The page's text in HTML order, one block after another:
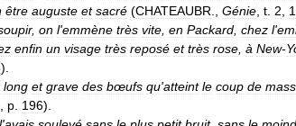
être auguste et sacré (CHATEAUBR Génie t 2
, on l'emmène très vite en Packard chez l'
enfin un visage très reposé et très rose à New-
).
long et grave des bœufs qu'atteint le coup de
p 196).